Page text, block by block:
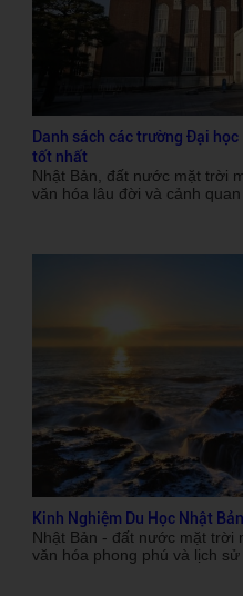
Danh sách các trường Đại
tốt nhất
Nhật Bản, đất nước mặt trời
văn hóa lâu đời và cảnh
tiêu chí lựa chọn trường phù
Kinh Nghiệm Du Học Nhật
Nhật Bản - đất nước mặt trời
văn hóa phong phú và lịch